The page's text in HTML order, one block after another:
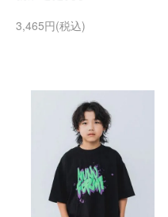
3,465円(税込)